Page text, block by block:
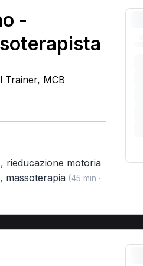
-
Trainer, MCB
, rieducazione motoria
, massoterapia(45 min ·